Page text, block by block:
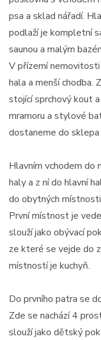
psa a sklad nářadí.
podlaží je kompletní
saunou a malým
V přízemí
hala a menší chodba.
stojící sprchový kout
mramoru a stylové
dostaneme do sklepa
Hlavním vchodem do
haly a z ní do hlavní
do obytných
První místnost je
slouží jako obývací
ze které se vejde do
místností je kuchyň.
Do prvního patra se
Zde se nachází 4
slouží jako dětský